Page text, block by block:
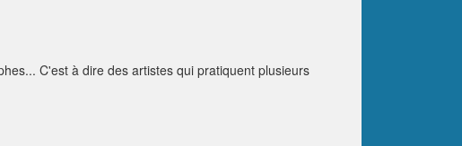
C'est à dire des artistes qui pratiquent plusieurs